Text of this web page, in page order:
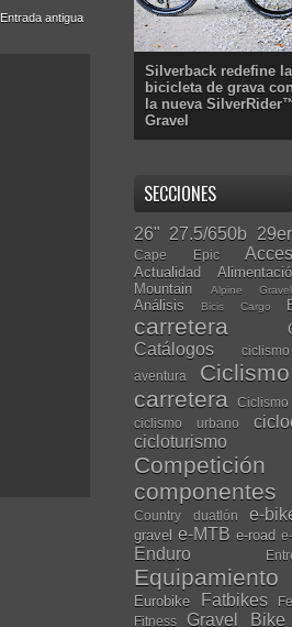
Entrada antigua
Silverback redefine la
bicicleta de grava
la nueva
Gravel
SECCIONES
26" 27.5/650b 29er
Cape Epic
Actualidad
Mountain
Alpine
Análisis Bicis Cargo
carretera
Catálogos
aventura
carretera
Ciclismo
ciclismo urbano
cicloturismo
Competición
componentes
Country duatlón e-
gravel e-MTB e-road
Enduro
Equipamiento
Eurobike Fatbikes
Fitness
Gravel Bike